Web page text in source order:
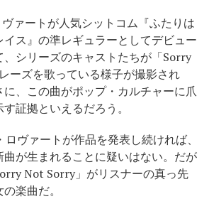
ァートが人気シットコム『ふたりは
ス』の準レギュラーとしてデビュー
、シリーズのキャストたちが「Sorry
ーズを歌っている様子が撮影され
、この曲がポップ・カルチャーに爪
証拠といえるだろう。
ヴァートが作品を発表し続ければ、
が生まれることに疑いはない。だが
Not Sorry」がリスナーの真っ先
楽曲だ。